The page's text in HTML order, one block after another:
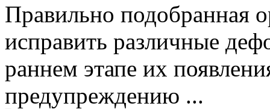
Правильно подобранная
исправить различные
раннем этапе их
предупреждению ...